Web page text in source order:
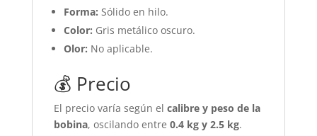
Forma: Sólido en hilo.
Color: Gris metálico oscuro.
Olor: No aplicable.
💰 Precio
El precio varía según el calibre y peso de la
bobina, oscilando entre 0.4 kg y 2.5 kg.